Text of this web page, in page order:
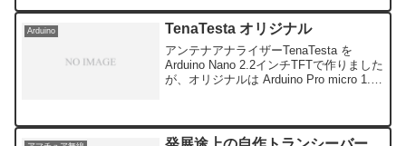
テナの取り付け金具は取り合えず前のも
のを使いました。アンテ...
Arduino TenaTesta オリジナル
アンテナアナライザーTenaTesta を
Arduino Nano 2.2インチTFTで作りました
が、オリジナルは Arduino Pro micro 1.8